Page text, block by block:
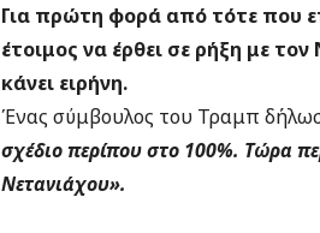
Για πρώτη φορά από τότε που
έτοιμος να έρθει σε ρήξη με
κάνει ειρήνη.
Ένας σύμβουλος του Τραμπ
σχέδιο περίπου στο 100%. Τώρα
Νετανιάχου».